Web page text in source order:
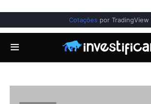
Cotações por TradingView